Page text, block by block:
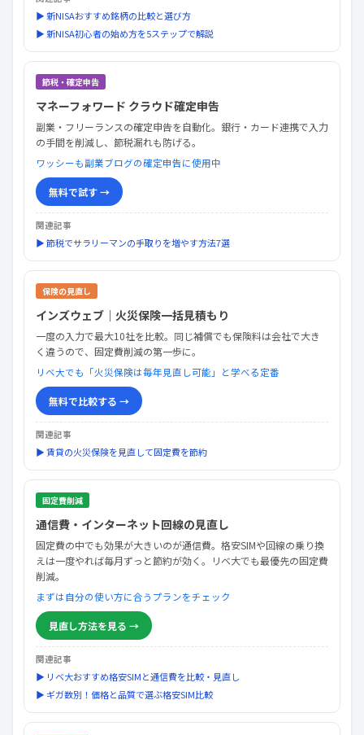
▶ 新NISAおすすめ銘柄の比較と選び方
▶ 新NISA初心者の始め方を5ステップで解説
節税・確定申告
マネーフォワード クラウド確定申告
副業・フリーランスの確定申告を自動化。銀行・カード連携で入力
の手間を削減し、節税漏れも防げる。
ワッシーも副業ブログの確定申告に使用中
無料で試す →
関連記事
▶ 節税でサラリーマンの手取りを増やす方法7選
保険の見直し
インズウェブ｜火災保険一括見積もり
一度の入力で最大10社を比較。同じ補償でも保険料は会社で大き
く違うので、固定費削減の第一歩に。
リベ大でも「火災保険は毎年見直し可能」と学べる定番
無料で比較する →
関連記事
▶ 賃貸の火災保険を見直して固定費を節約
固定費削減
通信費・インターネット回線の見直し
固定費の中でも効果が大きいのが通信費。格安SIMや回線の乗り換
えは一度やれば毎月ずっと節約が効く。リベ大でも最優先の固定費
削減。
まずは自分の使い方に合うプランをチェック
見直し方法を見る →
関連記事
▶ リベ大おすすめ格安SIMと通信費を比較・見直し
▶ ギガ数別！価格と品質で選ぶ格安SIM比較